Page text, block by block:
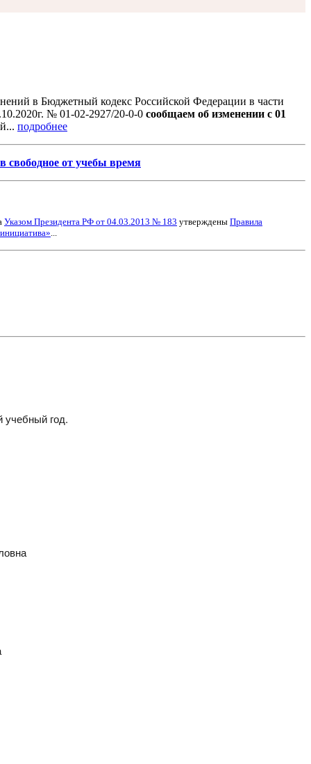
в Бюджетный кодекс Российской Федерации в части
№ 01-02-2927/20-0-0 сообщаем об изменении с 01
подробнее
свободное от учебы время
Указом Президента РФ от 04.03.2013 № 183 утверждены Правила
учебный год.